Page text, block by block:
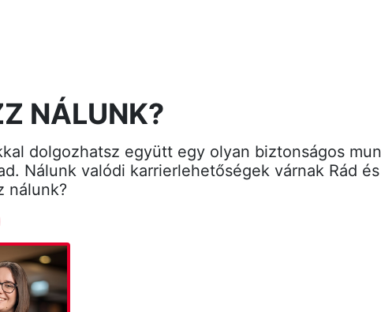
NÁLUNK?
dolgozhatsz együtt egy olyan biztonságos
Nálunk valódi karrierlehetőségek várnak Rád
nálunk?